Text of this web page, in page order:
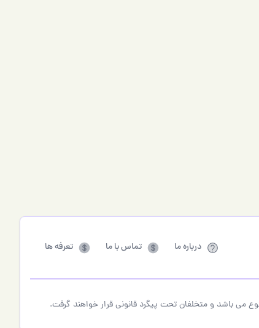
درباره ما تماس با ما تعرفه ها
می باشد و متخلفان تحت پیگرد قانونی قرار خواهند گرفت.